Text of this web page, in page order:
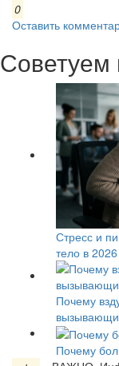
0
Оставить
Советуем
Стресс и
тело в
Почему
Почему